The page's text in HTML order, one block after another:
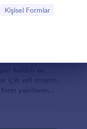
Kategoriye git:
Kişisel Formlar
kulübü ve
için veli onayını
yanıtlarını